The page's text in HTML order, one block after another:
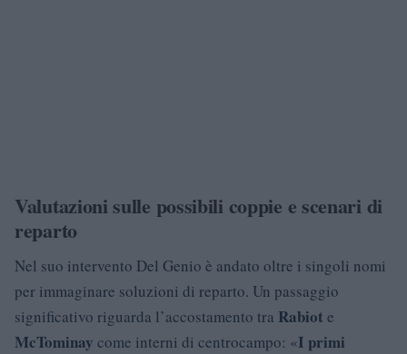
Valutazioni sulle possibili coppie e scenari di
reparto
Nel suo intervento Del Genio è andato oltre i singoli nomi
per immaginare soluzioni di reparto. Un passaggio
significativo riguarda l’accostamento tra Rabiot e
McTominay come interni di centrocampo: «I primi